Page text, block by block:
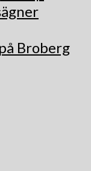
Broberg